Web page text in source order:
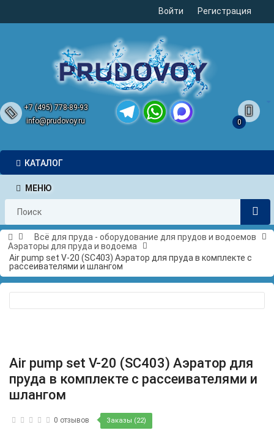
Войти Регистрация
+7 (495) 778-89-93
info@prudovoy.ru
0
КАТАЛОГ
МЕНЮ
Всё для пруда - оборудование для прудов и водоемов
Аэраторы для пруда и водоема
Air pump set V-20 (SC403) Аэратор для пруда в комплекте с
рассеивателями и шлангом
Air pump set V-20 (SC403) Аэратор для
пруда в комплекте с рассеивателями и
шлангом
0 отзывов Заказы (22)